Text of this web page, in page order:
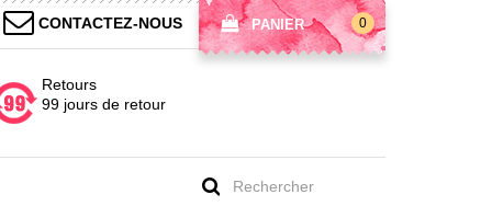
PANIER 0
CONTACTEZ-NOUS
Retours
99 jours de retour